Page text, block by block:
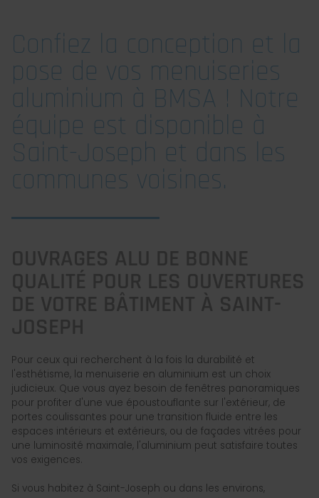
Confiez la conception et la
pose de vos menuiseries
aluminium à BMSA ! Notre
équipe est disponible à
Saint-Joseph et dans les
communes voisines.
Pour ceux qui recherchent à la fois la durabilité et
l'esthétisme, la menuiserie en aluminium est un choix
judicieux. Que vous ayez besoin de fenêtres panoramiques
pour profiter d'une vue époustouflante sur l'extérieur, de
portes coulissantes pour une transition fluide entre les
espaces intérieurs et extérieurs, ou de façades vitrées pour
une luminosité maximale, l'aluminium peut satisfaire toutes
vos exigences.
Si vous habitez à Saint-Joseph ou dans les environs,